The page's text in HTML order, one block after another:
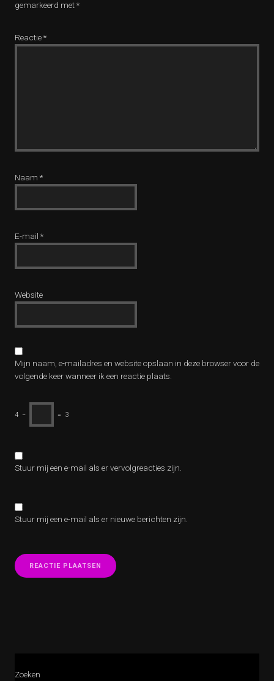
gemarkeerd met*
Reactie*
Naam *
E-mail *
Website
Mijn naam, e-mailadres en website opslaan in deze browser voor de
volgende keer wanneer ik een reactie plaats.
4 − = 3
Stuur mij een e-mail als er vervolgreacties zijn.
Stuur mij een e-mail als er nieuwe berichten zijn.
Zoeken